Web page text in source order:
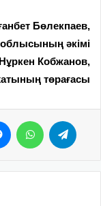
Бөлекпаев,
облысының әкімі
Нұркен Кобжанов,
төрағасы